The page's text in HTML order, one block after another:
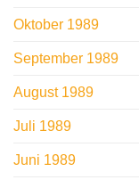
Oktober 1989
September 1989
August 1989
Juli 1989
Juni 1989